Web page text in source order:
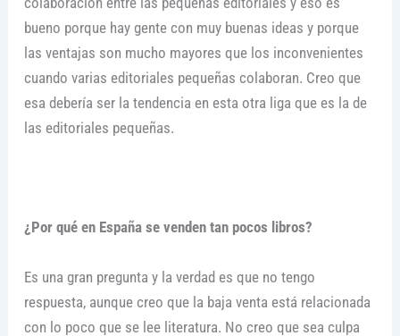
bueno porque hay gente con muy buenas ideas y porque
las ventajas son mucho mayores que los inconvenientes
cuando varias editoriales pequeñas colaboran. Creo que
esa debería ser la tendencia en esta otra liga que es la de
las editoriales pequeñas.
¿Por qué en España se venden tan pocos libros?
Es una gran pregunta y la verdad es que no tengo
respuesta, aunque creo que la baja venta está relacionada
con lo poco que se lee literatura. No creo que sea culpa